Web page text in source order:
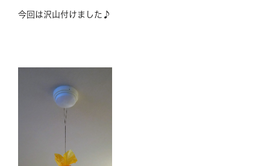
今回は沢山付けました♪